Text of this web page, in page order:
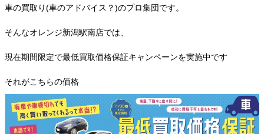
車の買取り(車のアドバイス？)のプロ集団です。
そんなオレンジ新潟駅南店では、
現在期間限定で最低買取価格保証キャンペーンを実施中です
それがこちらの価格